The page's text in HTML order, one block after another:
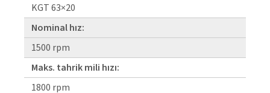
KGT 63×20
Nominal hız:
1500 rpm
Maks. tahrik mili hızı:
1800 rpm